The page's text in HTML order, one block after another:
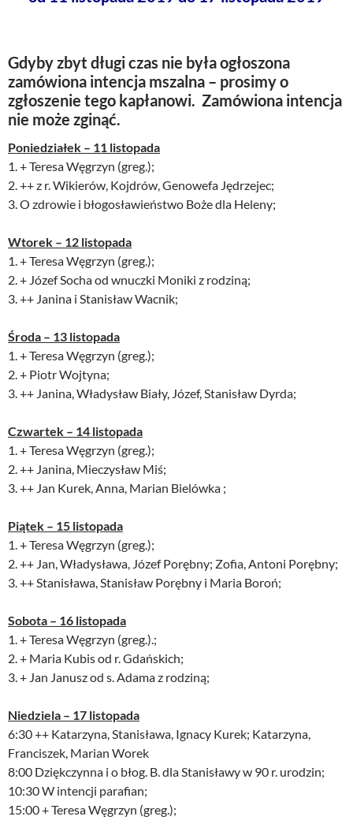
Gdyby zbyt długi czas nie była ogłoszona
zamówiona intencja mszalna – prosimy o
zgłoszenie tego kapłanowi. Zamówiona intencja
nie może zginąć.
Poniedziałek – 11 listopada
1. + Teresa Węgrzyn (greg.);
2. ++ z r. Wikierów, Kojdrów, Genowefa Jędrzejec;
3. O zdrowie i błogosławieństwo Boże dla Heleny;
Wtorek – 12 listopada
1. + Teresa Węgrzyn (greg.);
2. + Józef Socha od wnuczki Moniki z rodziną;
3. ++ Janina i Stanisław Wacnik;
Środa – 13 listopada
1. + Teresa Węgrzyn (greg.);
2. + Piotr Wojtyna;
3. ++ Janina, Władysław Biały, Józef, Stanisław Dyrda;
Czwartek – 14 listopada
1. + Teresa Węgrzyn (greg.);
2. ++ Janina, Mieczysław Miś;
3. ++ Jan Kurek, Anna, Marian Bielówka ;
Piątek – 15 listopada
1. + Teresa Węgrzyn (greg.);
2. ++ Jan, Władysława, Józef Porębny; Zofia, Antoni Porębny;
3. ++ Stanisława, Stanisław Porębny i Maria Boroń;
Sobota – 16 listopada
1. + Teresa Węgrzyn (greg.).;
2. + Maria Kubis od r. Gdańskich;
3. + Jan Janusz od s. Adama z rodziną;
Niedziela – 17 listopada
6:30 ++ Katarzyna, Stanisława, Ignacy Kurek; Katarzyna,
Franciszek, Marian Worek
8:00 Dziękczynna i o błog. B. dla Stanisławy w 90 r. urodzin;
10:30 W intencji parafian;
15:00 + Teresa Węgrzyn (greg.);